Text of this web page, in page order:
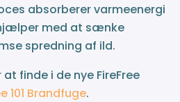
absorberer varmeenergi
med at sænke
spredning af ild.
finde i de nye FireFree
101 Brandfuge.